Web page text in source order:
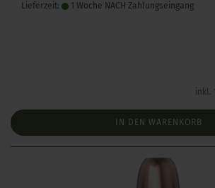
Lieferzeit: 1 Woche NACH Zahlungseingang
inkl.
IN DEN WARENKORB